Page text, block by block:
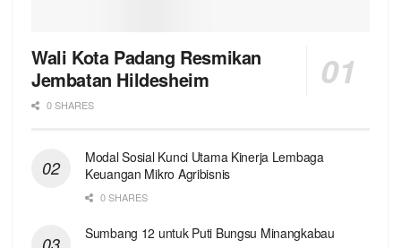
Wali Kota Padang Resmikan
Jembatan Hildesheim
0 SHARES
Modal Sosial Kunci Utama Kinerja Lembaga
Keuangan Mikro Agribisnis
0 SHARES
Sumbang 12 untuk Puti Bungsu Minangkabau